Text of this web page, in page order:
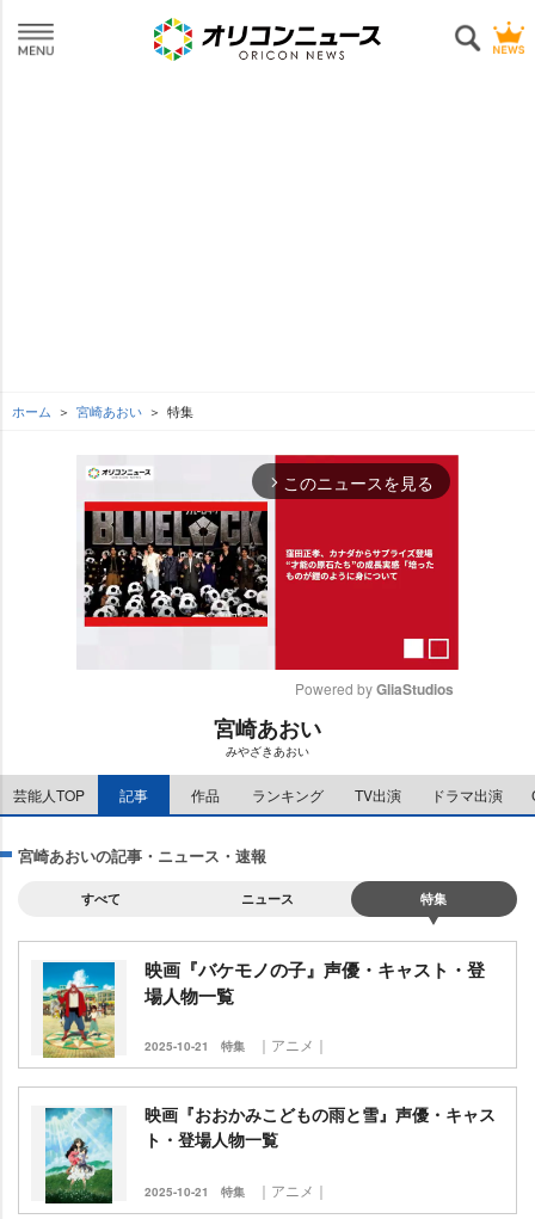
ホーム 宮崎あおい 特集
arrow_forward_ios このニュースを見る
e
Powered by GliaStudios
宮崎あおい
みやざきあおい
芸能人TOP 記事 作品 ランキング TV出演 ドラマ出演
宮崎あおいの記事・ニュース・速報
すべて ニュース 特集
映画『バケモノの子』声優・キャスト・登
場人物一覧
2025-10-21 特集 ｜アニメ｜
映画『おおかみこどもの雨と雪』声優・キャス
ト・登場人物一覧
2025-10-21 特集 ｜アニメ｜